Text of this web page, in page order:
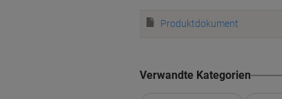
Produktdokument
Verwandte Kategorien